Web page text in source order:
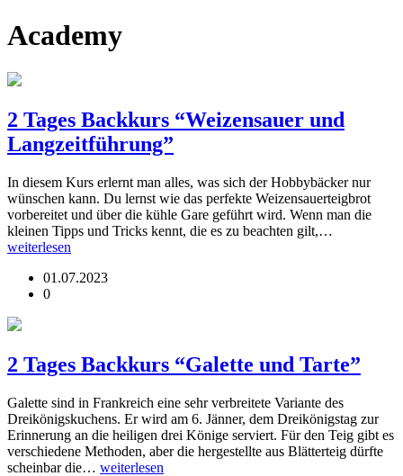
Academy
2 Tages Backkurs “Weizensauer und
Langzeitführung”
In diesem Kurs erlernt man alles, was sich der Hobbybäcker nur
wünschen kann. Du lernst wie das perfekte Weizensauerteigbrot
vorbereitet und über die kühle Gare geführt wird. Wenn man die
kleinen Tipps und Tricks kennt, die es zu beachten gilt,…
weiterlesen
01.07.2023
0
2 Tages Backkurs “Galette und Tarte”
Galette sind in Frankreich eine sehr verbreitete Variante des
Dreikönigskuchens. Er wird am 6. Jänner, dem Dreikönigstag zur
Erinnerung an die heiligen drei Könige serviert. Für den Teig gibt es
verschiedene Methoden, aber die hergestellte aus Blätterteig dürfte
scheinbar die… weiterlesen